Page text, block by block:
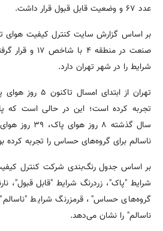
عدد ۶۷ و وضعیت قابل قبول قرار داشت.
بر اساس گزارش سایت کنترل کیفیت هوای
صنعت در منطقه
شرایط را در شهر تهران دارد.
تجربه کرده است؛ این در حالی است که
سال گذشته ۸
ناسالم برای گروه‌های حساس را تجربه کرده
بر اساس جدول رنگ‌بندی شرکت کنترل
شرایط "پاک"، زردرنگ شرایط "قابل قبول"،
گروه‌های حساس"، قرمزرنگ شرایط
ناسالم" را نشان می‌دهد.